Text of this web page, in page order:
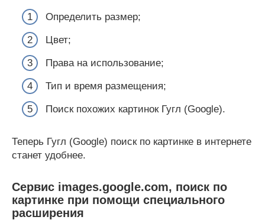
Определить размер;
Цвет;
Права на использование;
Тип и время размещения;
Поиск похожих картинок Гугл (Google).
Теперь Гугл (Google) поиск по картинке в интернете
станет удобнее.
Сервис images.google.com, поиск по
картинке при помощи специального
расширения